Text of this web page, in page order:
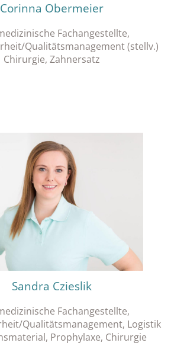
Corinna Obermeier
Fachangestellte,
Qualitätsmanagement (stellv.)
Chirurgie, Zahnersatz
Sandra Czieslik
Fachangestellte,
Qualitätsmanagement, Logistik
Prophylaxe, Chirurgie